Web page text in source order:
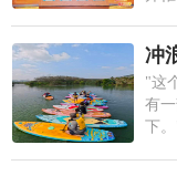
冲
"这
有
下。